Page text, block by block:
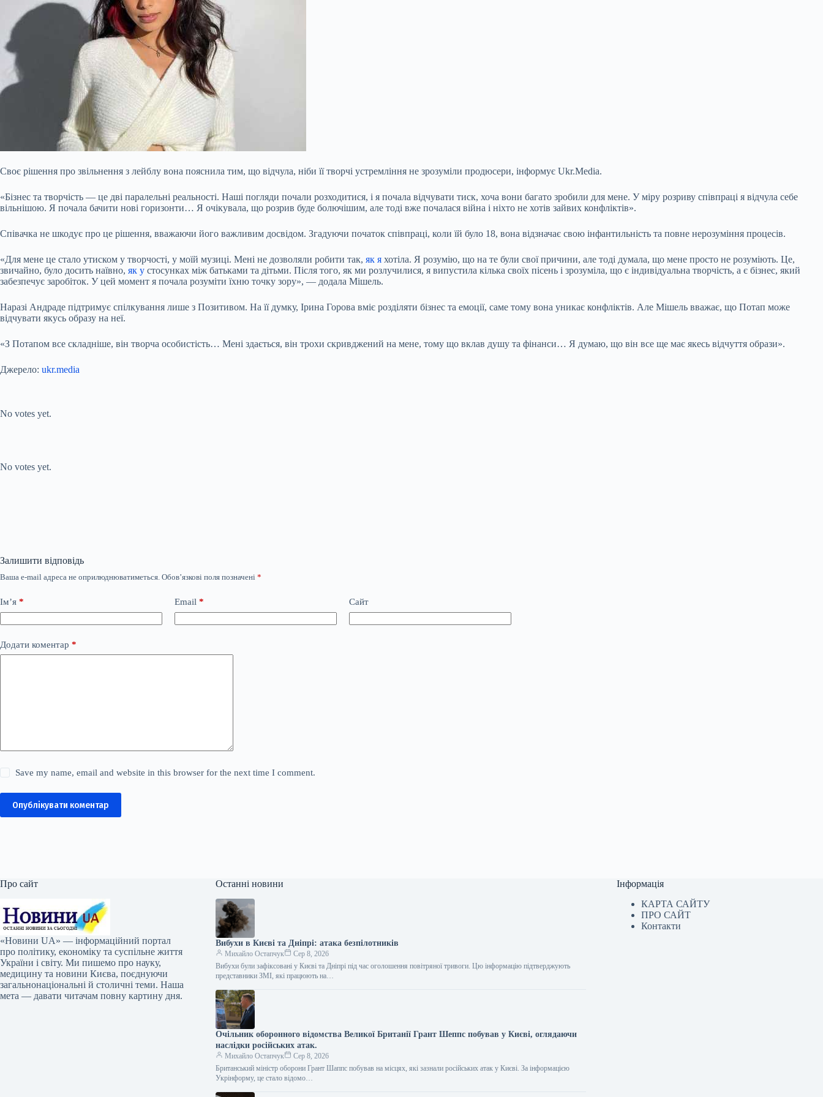
Своє рішення про звільнення з лейблу вона пояснила тим, що відчула, ніби її творчі устремління не зрозуміли продюсери, інформує Ukr.Media.
«Бізнес та творчість — це дві паралельні реальності. Наші погляди почали розходитися, і я почала відчувати тиск, хоча вони багато зробили для мене. У міру розриву співпраці я відчула себе
вільнішою. Я почала бачити нові горизонти… Я очікувала, що розрив буде болючішим, але тоді вже почалася війна і ніхто не хотів зайвих конфліктів».
Співачка не шкодує про це рішення, вважаючи його важливим досвідом. Згадуючи початок співпраці, коли їй було 18, вона відзначає свою інфантильність та повне нерозуміння процесів.
«Для мене це стало утиском у творчості, у моїй музиці. Мені не дозволяли робити так, як я хотіла. Я розумію, що на те були свої причини, але тоді думала, що мене просто не розуміють. Це,
звичайно, було досить наївно, як у стосунках між батьками та дітьми. Після того, як ми розлучилися, я випустила кілька своїх пісень і зрозуміла, що є індивідуальна творчість, а є бізнес, який
забезпечує заробіток. У цей момент я почала розуміти їхню точку зору», — додала Мішель.
Наразі Андраде підтримує спілкування лише з Позитивом. На її думку, Ірина Горова вміє розділяти бізнес та емоції, саме тому вона уникає конфліктів. Але Мішель вважає, що Потап може
відчувати якусь образу на неї.
«З Потапом все складніше, він творча особистість… Мені здається, він трохи скривджений на мене, тому що вклав душу та фінанси… Я думаю, що він все ще має якесь відчуття образи».
Джерело: ukr.media
No votes yet.
No votes yet.
Залишити відповідь
Ваша e-mail адреса не оприлюднюватиметься. Обов’язкові поля позначені *
Ім’я * Email * Сайт
Додати коментар *
Save my name, email and website in this browser for the next time I comment.
Опублікувати коментар
Про сайт
«Новини UA» — інформаційний портал
про політику, економіку та суспільне життя
України і світу. Ми пишемо про науку,
медицину та новини Києва, поєднуючи
загальнонаціональні й столичні теми. Наша
мета — давати читачам повну картину дня.
Останні новини
Вибухи в Києві та Дніпрі: атака безпілотників
Михайло Остапчук
Сер 8, 2026
Вибухи були зафіксовані у Києві та Дніпрі під час оголошення повітряної тривоги. Цю інформацію підтверджують
представники ЗМІ, які працюють на…
Очільник оборонного відомства Великої Британії Грант Шеппс побував у Києві, оглядаючи
наслідки російських атак.
Михайло Остапчук
Сер 8, 2026
Британський міністр оборони Грант Шаппс побував на місцях, які зазнали російських атак у Києві. За інформацією
Укрінформу, це стало відомо…
Інформація
КАРТА САЙТУ
ПРО САЙТ
Контакти